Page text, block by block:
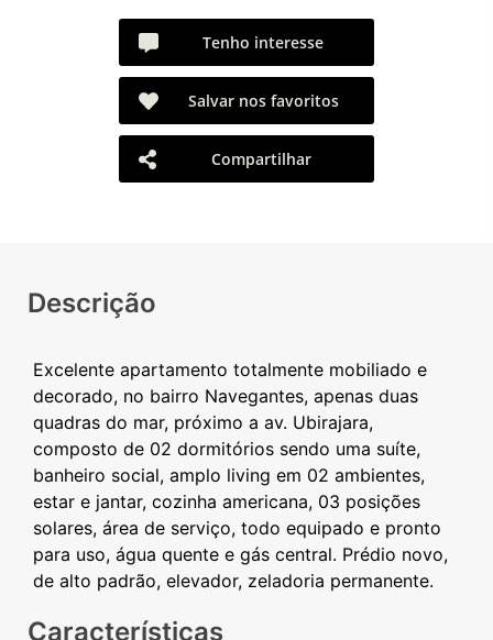
Tenho interesse
Salvar nos favoritos
Compartilhar
Descrição
Excelente apartamento totalmente mobiliado e
decorado, no bairro Navegantes, apenas duas
quadras do mar, próximo a av. Ubirajara,
composto de 02 dormitórios sendo uma suíte,
banheiro social, amplo living em 02 ambientes,
estar e jantar, cozinha americana, 03 posições
solares, área de serviço, todo equipado e pronto
para uso, água quente e gás central. Prédio novo,
Características